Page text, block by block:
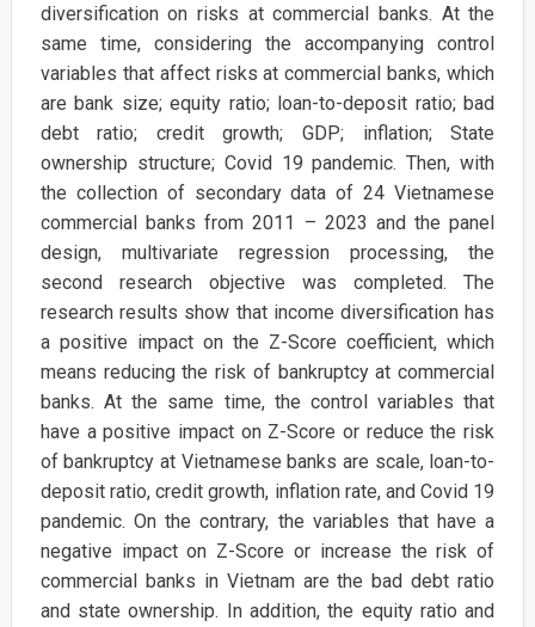
diversification on risks at commercial banks. At the
same time, considering the accompanying control
variables that affect risks at commercial banks, which
are bank size; equity ratio; loan-to-deposit ratio; bad
debt ratio; credit growth; GDP; inflation; State
ownership structure; Covid 19 pandemic. Then, with
the collection of secondary data of 24 Vietnamese
commercial banks from 2011 – 2023 and the panel
design, multivariate regression processing, the
second research objective was completed. The
research results show that income diversification has
a positive impact on the Z-Score coefficient, which
means reducing the risk of bankruptcy at commercial
banks. At the same time, the control variables that
have a positive impact on Z-Score or reduce the risk
of bankruptcy at Vietnamese banks are scale, loan-to-
deposit ratio, credit growth, inflation rate, and Covid 19
pandemic. On the contrary, the variables that have a
negative impact on Z-Score or increase the risk of
commercial banks in Vietnam are the bad debt ratio
and state ownership. In addition, the equity ratio and